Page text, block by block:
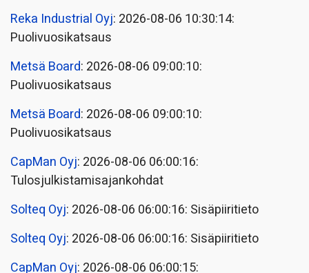
Reka Industrial Oyj: 2026-08-06 10:30:14:
Puolivuosikatsaus
Metsä Board: 2026-08-06 09:00:10:
Puolivuosikatsaus
Metsä Board: 2026-08-06 09:00:10:
Puolivuosikatsaus
CapMan Oyj: 2026-08-06 06:00:16:
Tulosjulkistamisajankohdat
Solteq Oyj: 2026-08-06 06:00:16: Sisäpiiritieto
Solteq Oyj: 2026-08-06 06:00:16: Sisäpiiritieto
CapMan Oyj: 2026-08-06 06:00:15: